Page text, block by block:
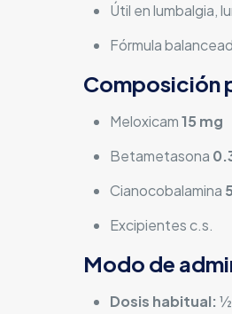
Útil en lumbalgia,
Fórmula
Composición
Meloxicam15 mg
Betametasona
Cianocobalamina
Excipientes c.s.
Modo de
Dosis habitual: ½